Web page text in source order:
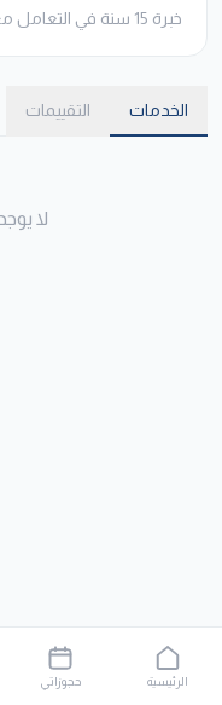
خبرة 15 سنة في التعامل مع الحالات الجراحية المعقدة
الخدمات التقييمات
لا
الرئيسية حجوزاتي